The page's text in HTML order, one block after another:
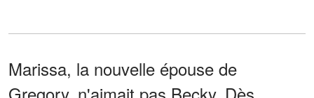
Marissa, la nouvelle épouse de